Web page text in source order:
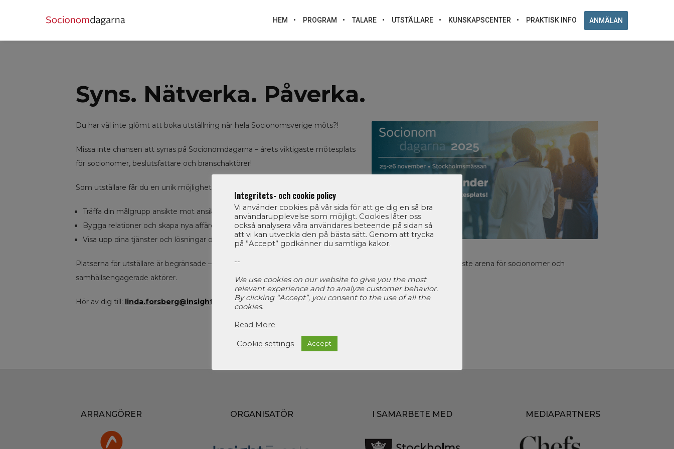
HEM PROGRAM TALARE UTSTÄLLARE KUNSKAPSCENTER PRAKTISK INFO ANMÄLAN
Syns. Nätverka. Påverka.
Du har väl inte glömt att boka utställning när hela Socionomsverige möts?!
Missa inte chansen att synas på Socionomdagarna – årets viktigaste mötesplats
för socionomer, beslutsfattare och branschaktörer!
Som utställare får du en unik möjlighet att:
Träffa din målgrupp ansikte mot ansikte
Bygga relationer och skapa nya affärer
Visa upp dina tjänster och lösningar där de verkligen gör skillnad
Platserna för utställare är begränsade – boka din monter redan idag och säkerställ din synlighet på årets viktigaste arena för socionomer och
samhällsengagerade aktörer.
Hör av dig till: linda.forsberg@insightevents.se
ARRANGÖRER ORGANISATÖR I SAMARBETE MED MEDIAPARTNERS
Integritets- och cookie policy
Vi använder cookies på vår sida för att ge dig en så bra
användarupplevelse som möjligt. Cookies låter oss
också analysera våra användares beteende på sidan så
att vi kan utveckla den på bästa sätt. Genom att trycka
på ”Accept” godkänner du samtliga kakor.
--
We use cookies on our website to give you the most
relevant experience and to analyze customer behavior.
By clicking “Accept”, you consent to the use of all the
cookies.
Read More
Cookie settings Accept